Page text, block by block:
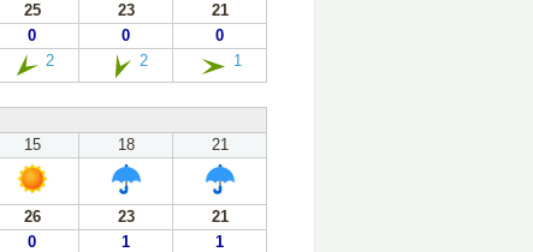
25 23
21
0 0
0
2 2 1
15 18
21
26 23
21
0 1
1